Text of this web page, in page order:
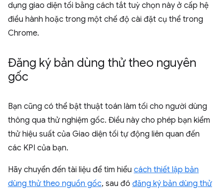
dụng giao diện tối bằng cách tắt tuỳ chọn này ở cấp hệ
điều hành hoặc trong một chế độ cài đặt cụ thể trong
Chrome.
Đăng ký bản dùng thử theo nguyên
gốc
Bạn cũng có thể bật thuật toán làm tối cho người dùng
thông qua thử nghiệm gốc. Điều này cho phép bạn kiểm
thử hiệu suất của Giao diện tối tự động liên quan đến
các KPI của bạn.
Hãy chuyển đến tài liệu để tìm hiểu cách thiết lập bản
dùng thử theo nguồn gốc, sau đó đăng ký bản dùng thử